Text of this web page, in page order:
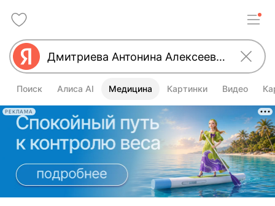
Поиск Алиса AI Медицина Картинки Видео
РЕКЛАМА